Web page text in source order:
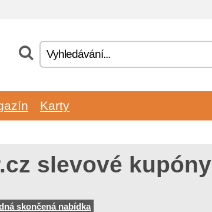
Karty
slevové kupóny
skončená nabídka